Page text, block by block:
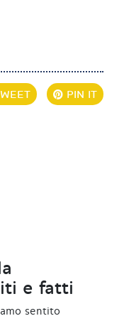
PIN IT
e fatti
sentito